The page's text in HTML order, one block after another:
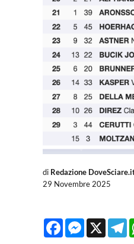
di Redazione
29 Novembre 2025
FacebookMessenger
X